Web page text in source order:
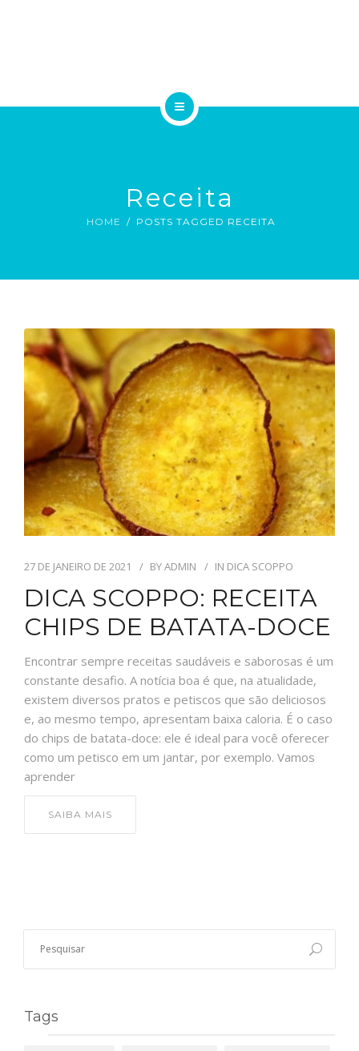
ESPECIALIDADES MÉDICAS
ESPECIALIDADES MÉDICAS
BLOG
CONTATO
EMAIL
Receita
HOME POSTS TAGGED RECEITA
27 DE JANEIRO DE 2021 BYADMIN IN DICA SCOPPO
DICA SCOPPO: RECEITA
CHIPS DE BATATA-DOCE
Encontrar sempre receitas saudáveis e saborosas é um
constante desafio. A notícia boa é que, na atualidade,
existem diversos pratos e petiscos que são deliciosos
e, ao mesmo tempo, apresentam baixa caloria. É o caso
do chips de batata-doce: ele é ideal para você oferecer
como um petisco em um jantar, por exemplo. Vamos
aprender
SAIBA MAIS
Tags